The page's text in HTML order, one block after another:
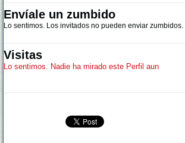
Envíale un zumbido
Lo sentimos. Los invitados no pueden enviar zumbidos. |
Visitas
Lo sentimos. Nadie ha mirado este Perfil aun